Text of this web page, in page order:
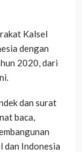
Kalsel
dengan
2020, dari
dan surat
baca,
dan Indonesia